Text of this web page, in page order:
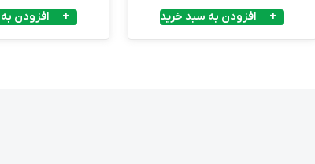
افزودن به سبد خرید افزودن